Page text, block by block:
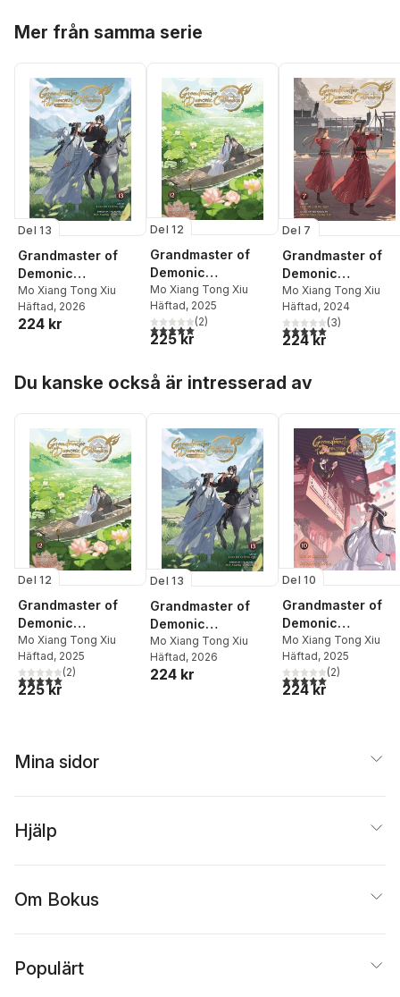
Mer från samma serie
Del 13
Grandmaster of
Demonic
Cultivation: Mo Dao
Zu Shi (The Comic /
Manhua) Vol. 13
Mo Xiang Tong Xiu
Häftad, 2026
224 kr
Del 12
Grandmaster of
Demonic
Cultivation: Mo Dao
Zu Shi (The Comic /
Manhua) Vol. 12
Mo Xiang Tong Xiu
Häftad, 2025
5,0utav 5 stjärnor. Totalt antal röster:
(2)
225 kr
Del 7
Grandmaster of
Demonic
Cultivation: Mo
Zu Shi (The
Manhua) Vol. 7
Mo Xiang Tong Xiu
Häftad, 2024
5,0utav 5 stjärnor.
(3)
224 kr
Du kanske också är intresserad av
Del 12
Grandmaster of
Demonic
Cultivation: Mo Dao
Zu Shi (The Comic /
Manhua) Vol. 12
Mo Xiang Tong Xiu
Häftad, 2025
5,0utav 5 stjärnor. Totalt antal röster:
(2)
225 kr
Del 13
Grandmaster of
Demonic
Cultivation: Mo Dao
Zu Shi (The Comic /
Manhua) Vol. 13
Mo Xiang Tong Xiu
Häftad, 2026
224 kr
Del 10
Grandmaster of
Demonic
Cultivation: Mo
Zu Shi (The
Manhua) Vol. 10
Mo Xiang Tong Xiu
Häftad, 2025
5,0utav 5 stjärnor.
(2)
224 kr
Mina sidor
Hjälp
Om Bokus
Populärt